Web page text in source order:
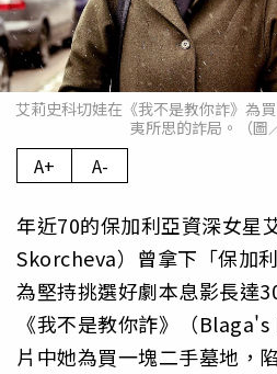
艾莉史科切娃在《我不是教你詐》為
夷所思的詐局。（圖
A+ A-
年近70的保加利亞資深女星
Skorcheva）曾拿下「保加
為堅持挑選好劇本息影長達
《我不是教你詐》（
片中她為買一塊二手墓地，